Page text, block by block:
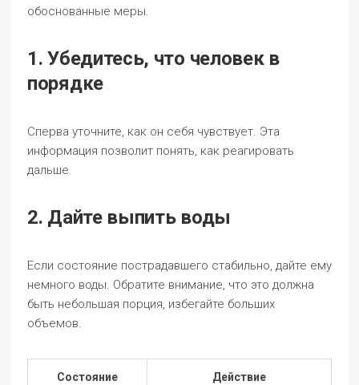
обоснованные меры.
1. Убедитесь, что человек в
порядке
Сперва уточните, как он себя чувствует. Эта
информация позволит понять, как реагировать
дальше.
2. Дайте выпить воды
Если состояние пострадавшего стабильно, дайте ему
немного воды. Обратите внимание, что это должна
быть небольшая порция, избегайте больших
объемов.
Состояние Действие